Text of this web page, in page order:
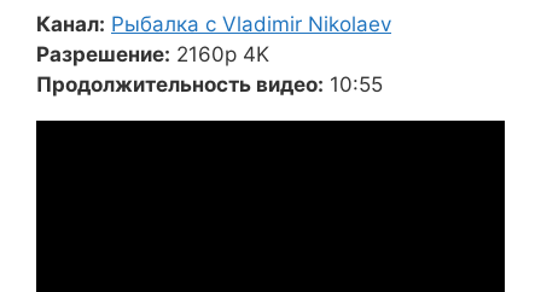
Канал: Рыбалка с Vladimir Nikolaev
Разрешение: 2160p 4K
Продолжительность видео: 10:55